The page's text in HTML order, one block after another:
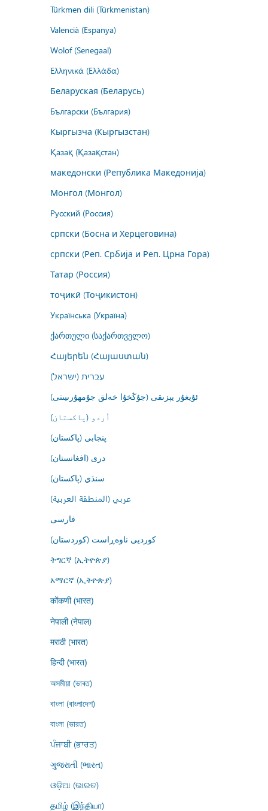
Türkmen dili (Türkmenistan)
Valencià (Espanya)
Wolof (Senegaal)
Ελληνικά (Ελλάδα)
Беларуская (Беларусь)
Български (България)
Кыргызча (Кыргызстан)
Қазақ (Қазақстан)
македонски (Република Македонија)
Монгол (Монгол)
Русский (Россия)
српски (Босна и Херцеговина)
српски (Реп. Србија и Реп. Црна Гора)
Татар (Россия)
тоҷикӣ (Тоҷикистон)
Українська (Україна)
ქართული (საქართველო)
Հայերեն (Հայաստան)
עברית (ישראל)
ئۇيغۇر يېزىقى (جۇڭخۇا خەلق جۇمھۇرىيىتى)
اُردو (پاکستان)
پنجابی (پاکستان)
درى (افغانستان)
سنڌي (پاکستان)
عربي (المنطقة العربية)
فارسى
کوردیی ناوەڕاست (کوردستان)
ትግርኛ (ኢትዮጵያ)
አማርኛ (ኢትዮጵያ)
कोंकणी (भारत)
नेपाली (नेपाल)
मराठी (भारत)
हिन्दी (भारत)
অসমীয়া (ভাৰত)
বাংলা (বাংলাদেশ)
বাংলা (ভারত)
ਪੰਜਾਬੀ (ਭਾਰਤ)
ગુજરાતી (ભારત)
ଓଡ଼ିଆ (ଭାରତ)
தமிழ் (இந்தியா)